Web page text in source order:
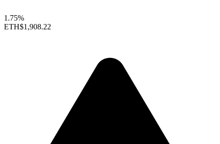
1.75%
ETH$1,908.22